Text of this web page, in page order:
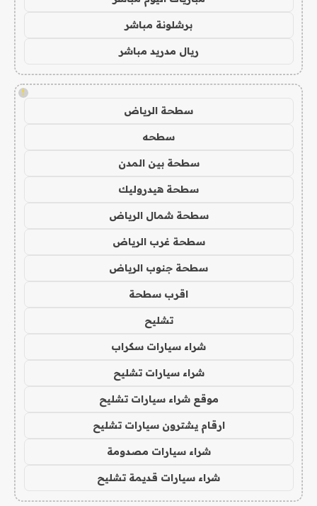
برشلونة مباشر
ريال مدريد مباشر
!
سطحة الرياض
سطحه
سطحة بين المدن
سطحة هيدروليك
سطحة شمال الرياض
سطحة غرب الرياض
سطحة جنوب الرياض
اقرب سطحة
تشليح
شراء سيارات سكراب
شراء سيارات تشليح
موقع شراء سيارات تشليح
ارقام يشترون سيارات تشليح
شراء سيارات مصدومة
شراء سيارات قديمة تشليح